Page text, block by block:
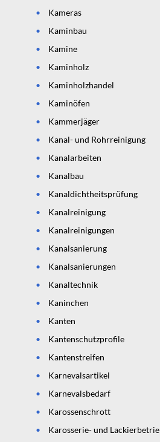
Kameras
Kaminbau
Kamine
Kaminholz
Kaminholzhandel
Kaminöfen
Kammerjäger
Kanal- und Rohrreinigung
Kanalarbeiten
Kanalbau
Kanaldichtheitsprüfung
Kanalreinigung
Kanalreinigungen
Kanalsanierung
Kanalsanierungen
Kanaltechnik
Kaninchen
Kanten
Kantenschutzprofile
Kantenstreifen
Karnevalsartikel
Karnevalsbedarf
Karossenschrott
Karosserie- und Lackierbetrie